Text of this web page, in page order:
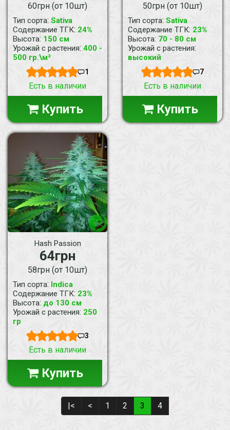
60грн (от 10шт)
Тип сорта: Sativa
Содержание ТГК: 24%
Высота: 150 см
Урожай с растения: 400 -
500 гр.\м²
1
Есть в наличии
Купить
50грн (от 10шт)
Тип сорта: Sativa
Содержание ТГК: 23%
Высота: 70 - 80 см
Урожай с растения:
высокий
7
Есть в наличии
Купить
Hash Passion
64грн
58грн (от 10шт)
Тип сорта: Indica
Содержание ТГК: 23%
Высота: до 130 см
Урожай с растения: 250
гр
3
Есть в наличии
Купить
|< < 1 2 3 4